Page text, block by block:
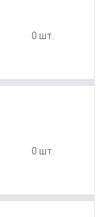
0 шт.
0 шт.